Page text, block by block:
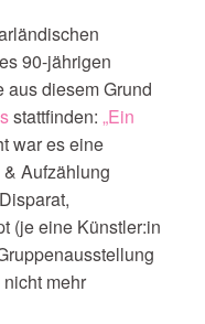
90-jährigen
aus diesem Grund
stattfinden: „Ein
war es eine
Aufzählung
(je eine Künstler:in
mehr